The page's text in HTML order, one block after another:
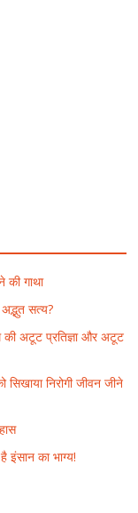
की गाथा
सत्य?
अटूट प्रतिज्ञा और अटूट
सिखाया निरोगी जीवन जीने
का भाग्य!